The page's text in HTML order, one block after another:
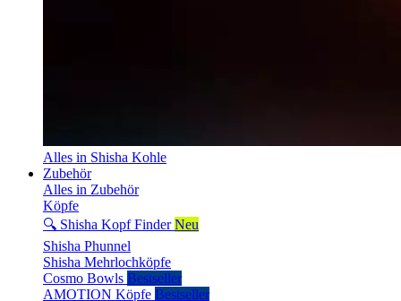
Alles in Shisha Kohle
Zubehör
Alles in Zubehör
Köpfe
🔍 Shisha Kopf Finder Neu
Shisha Phunnel
Shisha Mehrlochköpfe
Cosmo Bowls Bestseller
AMOTION Köpfe Bestseller